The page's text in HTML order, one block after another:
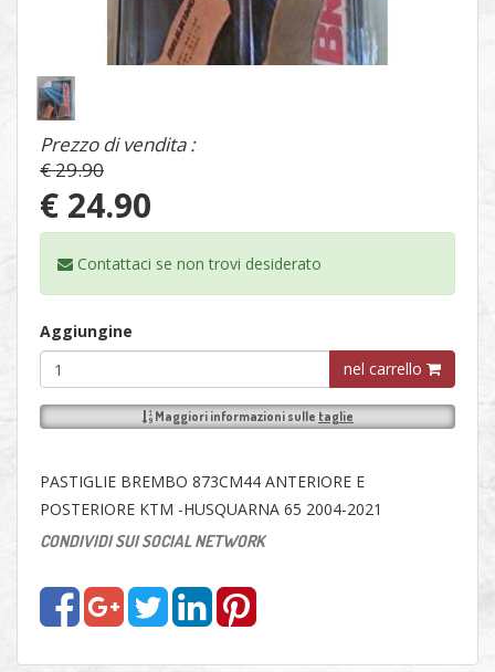
Prezzo di vendita :
€ 29.90
€ 24.90
Contattaci se non trovi desiderato
Aggiungine
nel carrello
Maggiori informazioni sulle taglie
PASTIGLIE BREMBO 873CM44 ANTERIORE E
POSTERIORE KTM -HUSQUARNA 65 2004-2021
CONDIVIDI SUI SOCIAL NETWORK